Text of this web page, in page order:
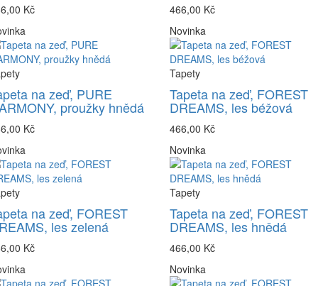
Kč
466,00 Kč
na zeď, PURE
proužky hnědá
Kč
Novinka
Tapety
Tapeta na zeď, FOREST
DREAMS, les béžová
466,00 Kč
na zeď, FOREST
les zelená
Kč
Novinka
Tapety
Tapeta na zeď, FOREST
DREAMS, les hnědá
466,00 Kč
Novinka